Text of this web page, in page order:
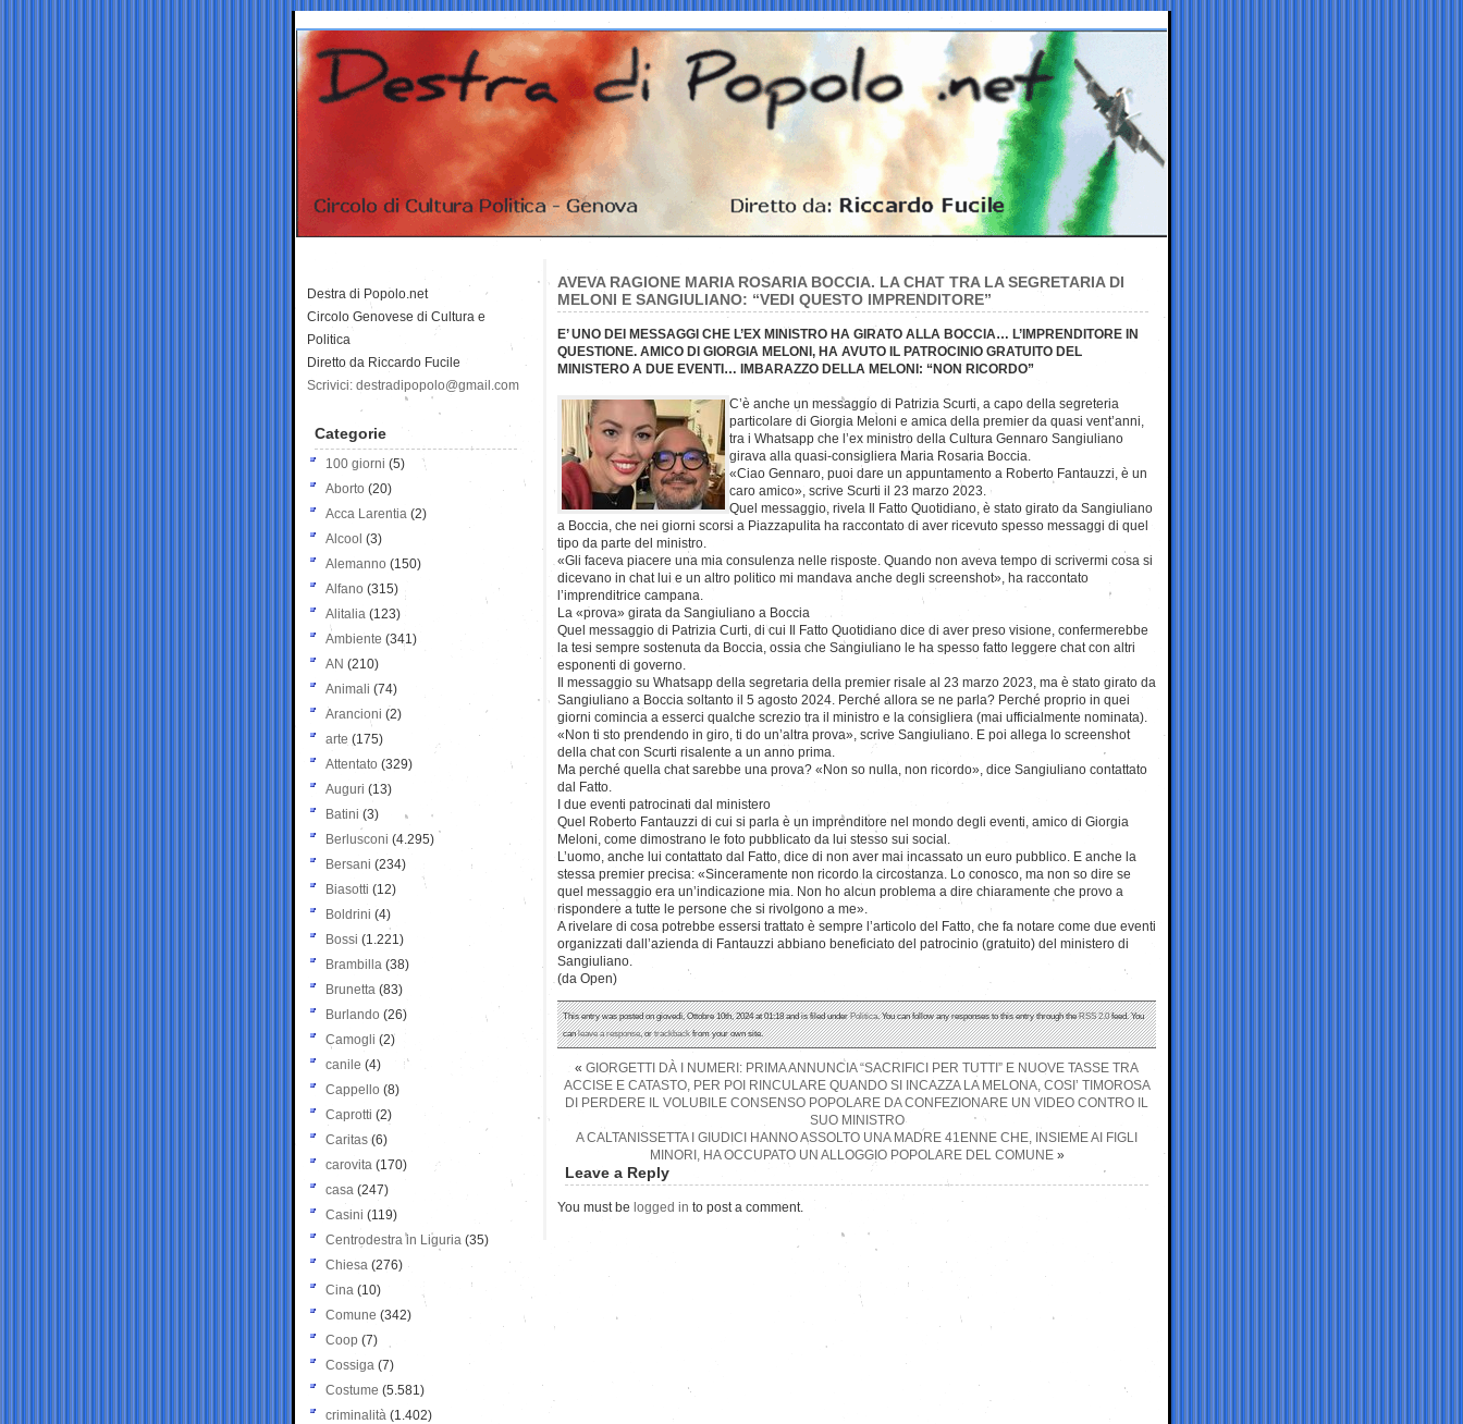
AVEVA RAGIONE MARIA ROSARIA BOCCIA. LA CHAT TRA LA SEGRETARIA DI
MELONI E SANGIULIANO: “VEDI QUESTO IMPRENDITORE”
E’ UNO DEI MESSAGGI CHE L’EX MINISTRO HA GIRATO ALLA BOCCIA… L’IMPRENDITORE IN
QUESTIONE. AMICO DI GIORGIA MELONI, HA AVUTO IL PATROCINIO GRATUITO DEL
MINISTERO A DUE EVENTI… IMBARAZZO DELLA MELONI: “NON RICORDO”
C’è anche un messaggio di Patrizia Scurti, a capo della segreteria
particolare di Giorgia Meloni e amica della premier da quasi vent’anni,
tra i Whatsapp che l’ex ministro della Cultura Gennaro Sangiuliano
girava alla quasi-consigliera Maria Rosaria Boccia.
«Ciao Gennaro, puoi dare un appuntamento a Roberto Fantauzzi, è un
caro amico», scrive Scurti il 23 marzo 2023.
Quel messaggio, rivela Il Fatto Quotidiano, è stato girato da Sangiuliano
a Boccia, che nei giorni scorsi a Piazzapulita ha raccontato di aver ricevuto spesso messaggi di quel
tipo da parte del ministro.
«Gli faceva piacere una mia consulenza nelle risposte. Quando non aveva tempo di scrivermi cosa si
dicevano in chat lui e un altro politico mi mandava anche degli screenshot», ha raccontato
l’imprenditrice campana.
La «prova» girata da Sangiuliano a Boccia
Quel messaggio di Patrizia Curti, di cui Il Fatto Quotidiano dice di aver preso visione, confermerebbe
la tesi sempre sostenuta da Boccia, ossia che Sangiuliano le ha spesso fatto leggere chat con altri
esponenti di governo.
Il messaggio su Whatsapp della segretaria della premier risale al 23 marzo 2023, ma è stato girato da
Sangiuliano a Boccia soltanto il 5 agosto 2024. Perché allora se ne parla? Perché proprio in quei
giorni comincia a esserci qualche screzio tra il ministro e la consigliera (mai ufficialmente nominata).
«Non ti sto prendendo in giro, ti do un’altra prova», scrive Sangiuliano. E poi allega lo screenshot
della chat con Scurti risalente a un anno prima.
Ma perché quella chat sarebbe una prova? «Non so nulla, non ricordo», dice Sangiuliano contattato
dal Fatto.
I due eventi patrocinati dal ministero
Quel Roberto Fantauzzi di cui si parla è un imprenditore nel mondo degli eventi, amico di Giorgia
Meloni, come dimostrano le foto pubblicato da lui stesso sui social.
L’uomo, anche lui contattato dal Fatto, dice di non aver mai incassato un euro pubblico. E anche la
stessa premier precisa: «Sinceramente non ricordo la circostanza. Lo conosco, ma non so dire se
quel messaggio era un’indicazione mia. Non ho alcun problema a dire chiaramente che provo a
rispondere a tutte le persone che si rivolgono a me».
A rivelare di cosa potrebbe essersi trattato è sempre l’articolo del Fatto, che fa notare come due eventi
organizzati dall’azienda di Fantauzzi abbiano beneficiato del patrocinio (gratuito) del ministero di
Sangiuliano.
(da Open)
This entry was posted on giovedì, Ottobre 10th, 2024 at 01:18 and is filed underPolitica. You can follow any responses to this entry through theRSS 2.0feed. You
canleave a response, ortrackbackfrom your own site.
« GIORGETTI DÀ I NUMERI: PRIMA ANNUNCIA “SACRIFICI PER TUTTI” E NUOVE TASSE TRA
ACCISE E CATASTO, PER POI RINCULARE QUANDO SI INCAZZA LA MELONA, COSI’ TIMOROSA
DI PERDERE IL VOLUBILE CONSENSO POPOLARE DA CONFEZIONARE UN VIDEO CONTRO IL
SUO MINISTRO
A CALTANISSETTA I GIUDICI HANNO ASSOLTO UNA MADRE 41ENNE CHE, INSIEME AI FIGLI
MINORI, HA OCCUPATO UN ALLOGGIO POPOLARE DEL COMUNE»
Leave a Reply
You must be logged in to post a comment.
Destra di Popolo.net
Circolo Genovese di Cultura e
Politica
Diretto da Riccardo Fucile
Scrivici: destradipopolo@gmail.com
Categorie
100 giorni (5)
Aborto (20)
Acca Larentia (2)
Alcool (3)
Alemanno (150)
Alfano (315)
Alitalia (123)
Ambiente (341)
AN (210)
Animali (74)
Arancioni (2)
arte (175)
Attentato (329)
Auguri (13)
Batini (3)
Berlusconi (4.295)
Bersani (234)
Biasotti (12)
Boldrini (4)
Bossi (1.221)
Brambilla (38)
Brunetta (83)
Burlando (26)
Camogli (2)
canile (4)
Cappello (8)
Caprotti (2)
Caritas (6)
carovita (170)
casa (247)
Casini (119)
Centrodestra in Liguria (35)
Chiesa (276)
Cina (10)
Comune (342)
Coop (7)
Cossiga (7)
Costume (5.581)
criminalità (1.402)